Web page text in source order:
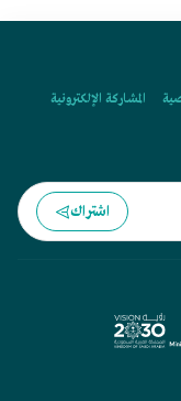
المشاركة الإلكترونية
اشتراك